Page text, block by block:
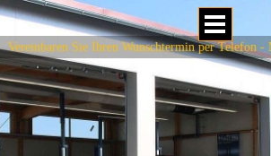
Vereinbaren Sie Ihren Wunschtermin per Telefon -